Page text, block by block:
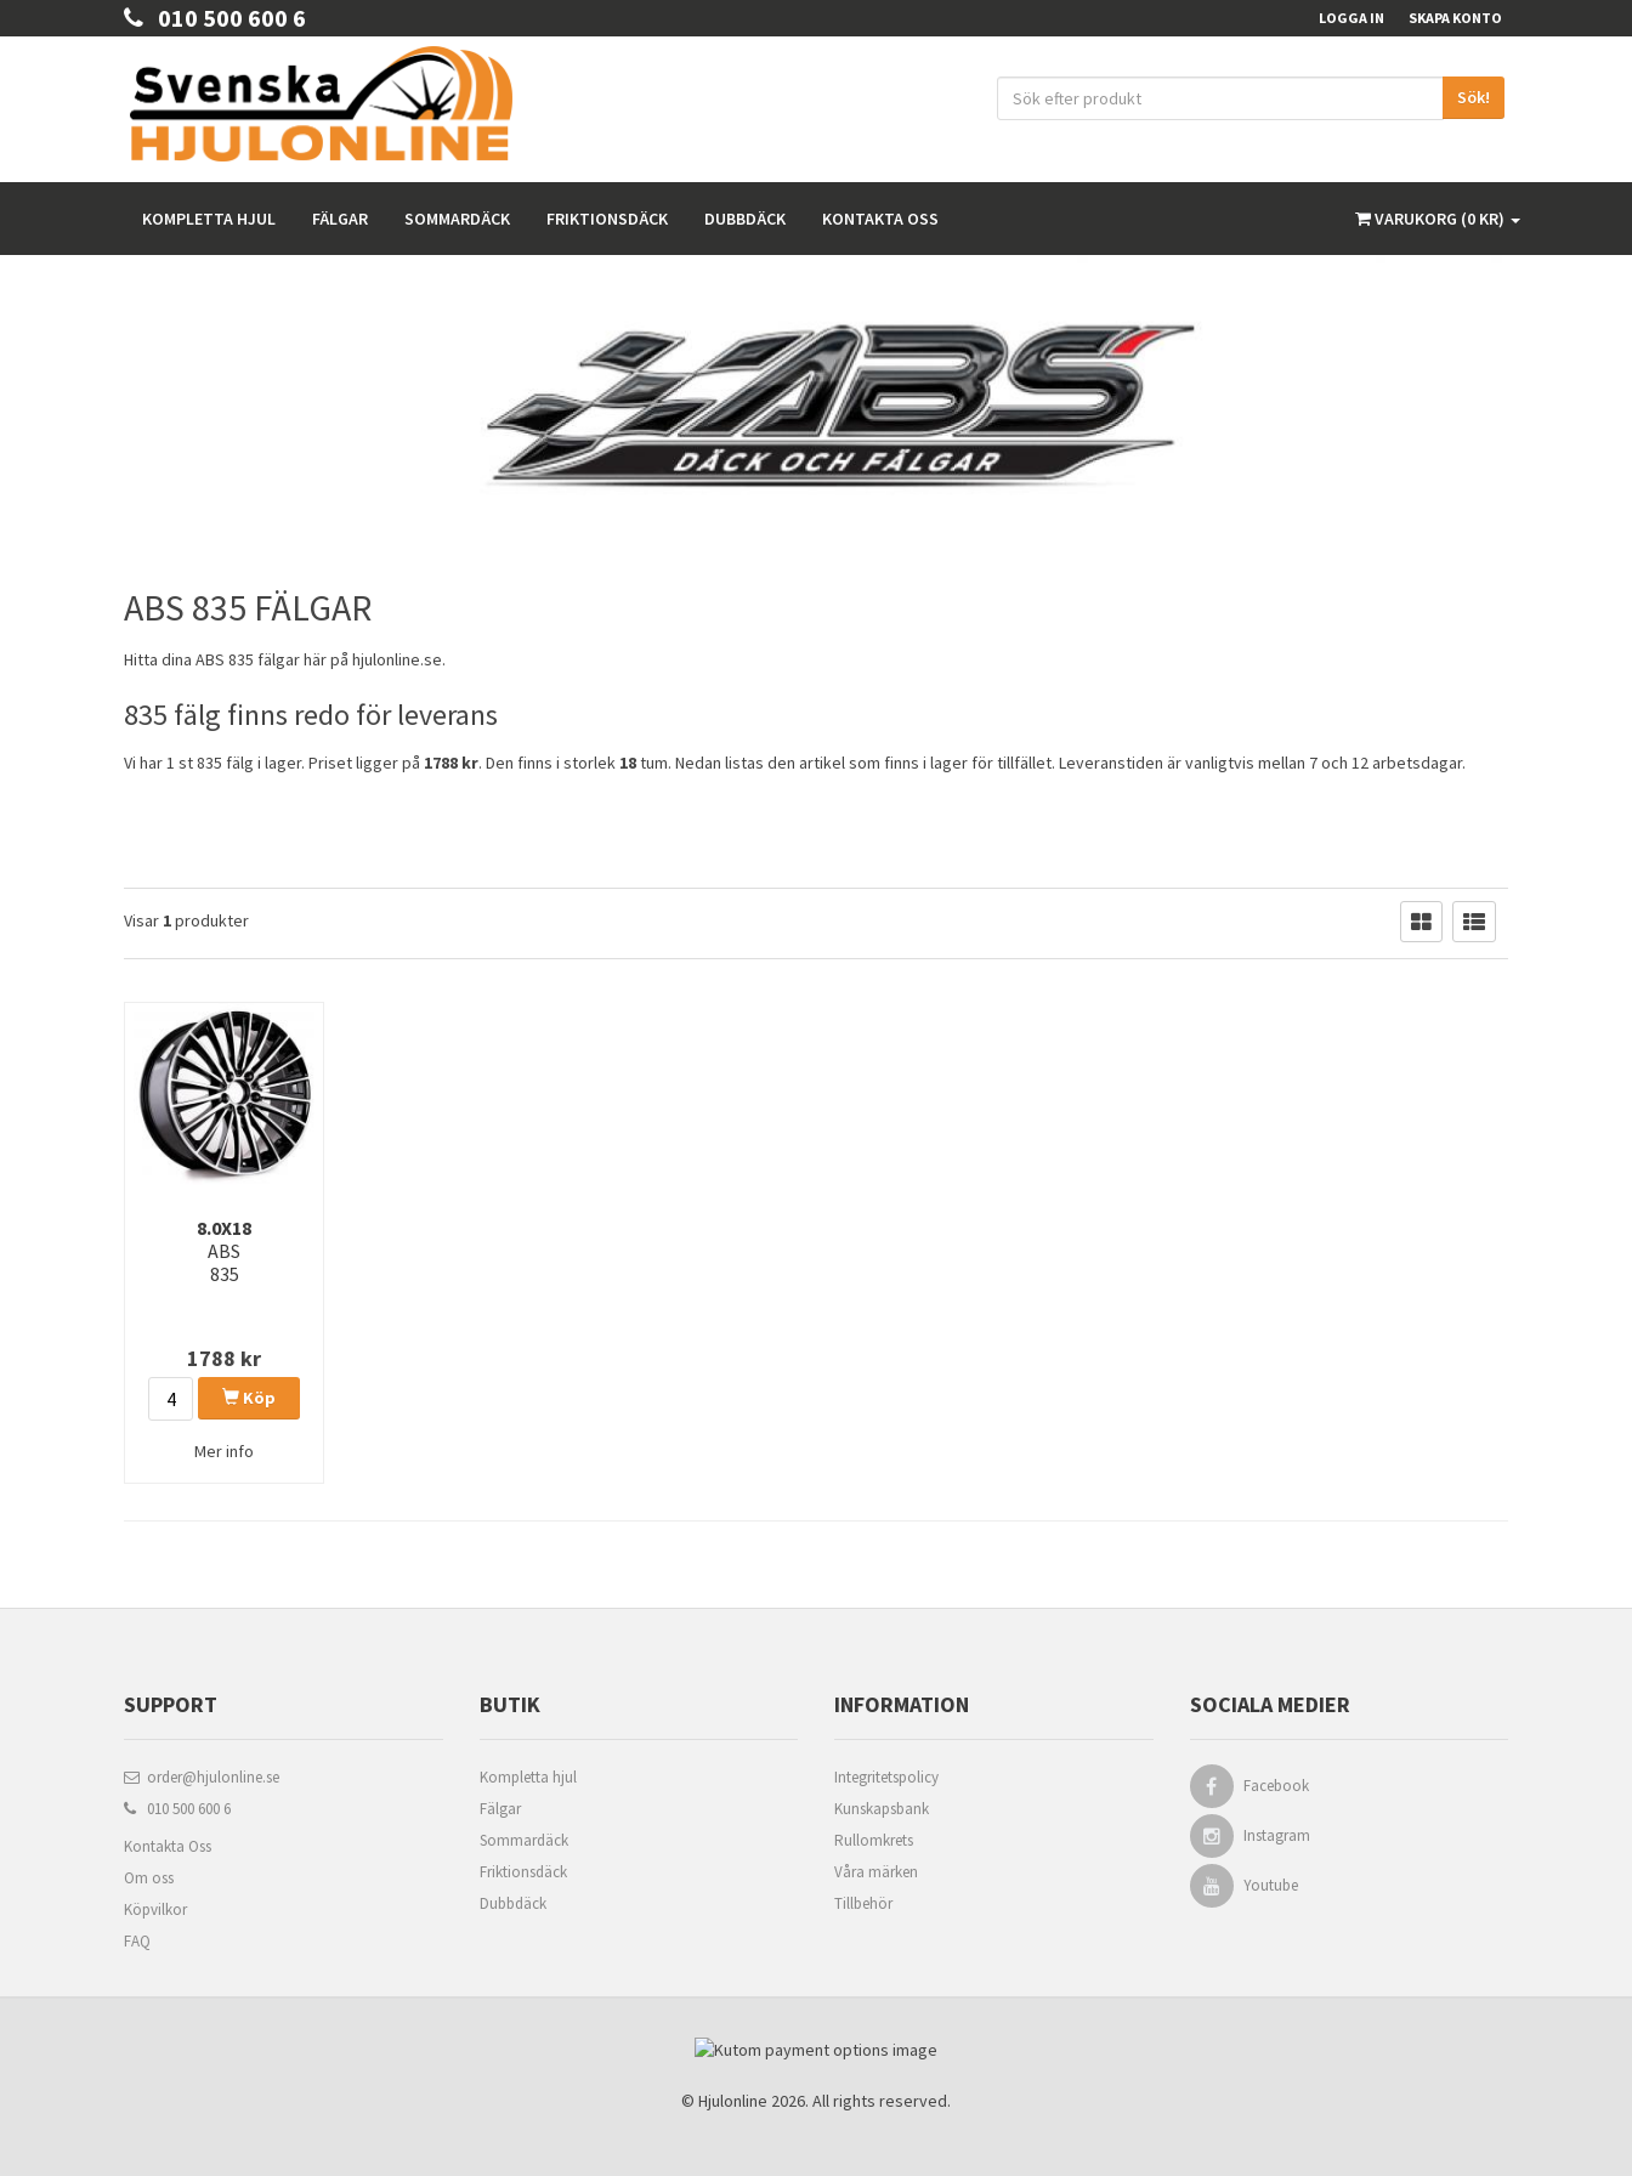
010 500 600 6 LOGGA IN SKAPA KONTO
Sök!
VARUKORG (0 KR)
KOMPLETTA HJUL FÄLGAR SOMMARDÄCK FRIKTIONSDÄCK DUBBDÄCK KONTAKTA OSS
ABS 835 FÄLGAR
Hitta dina ABS 835 fälgarhär på hjulonline.se.
835 fälg finns redo för leverans
Vi har 1 st 835 fälg i lager. Priset ligger på 1788 kr. Den finns i storlek 18tum. Nedan listas den artikel som finns i lager för tillfället. Leveranstiden är vanligtvis mellan 7 och 12 arbetsdagar.
Visar 1produkter
8.0X18
ABS
835
1788 kr
Köp
Mer info
SUPPORT
order@hjulonline.se
010 500 600 6
Kontakta Oss
Om oss
Köpvilkor
FAQ
BUTIK
Kompletta hjul
Fälgar
Sommardäck
Friktionsdäck
Dubbdäck
INFORMATION
Integritetspolicy
Kunskapsbank
Rullomkrets
Våra märken
Tillbehör
SOCIALA MEDIER
Facebook
Instagram
Youtube
© Hjulonline 2026. All rights reserved.